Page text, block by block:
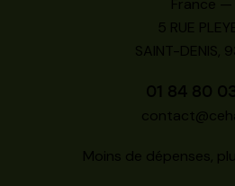
France —
5 RUE
SAINT-DENIS,
01 84 80
Moins de dépenses,